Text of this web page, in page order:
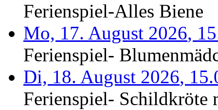
Ferienspiel-Alles Biene
Mo, 17. August 2026,
Ferienspiel-
Di, 18. August 2026,
Ferienspiel- Schildkröte